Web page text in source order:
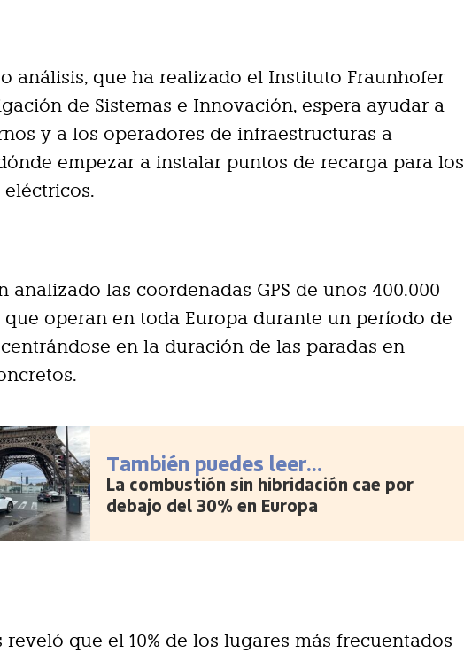
análisis, que ha realizado el Instituto Fraunhofer
de Sistemas e Innovación, espera ayudar a
y a los operadores de infraestructuras a
empezar a instalar puntos de recarga para los
analizado las coordenadas GPS de unos 400.000
que operan en toda Europa durante un período de
centrándose en la duración de las paradas en
También puedes leer...
La combustión sin hibridación cae por
debajo del 30% en Europa
reveló que el 10% de los lugares más frecuentados